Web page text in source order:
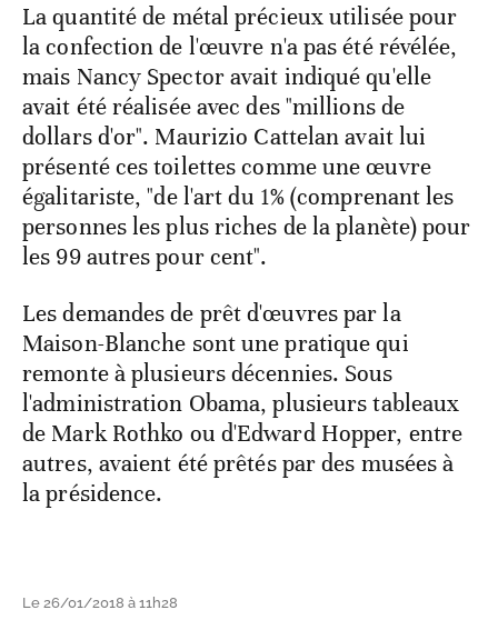
La quantité de métal précieux utilisée pour
la confection de l'œuvre n'a pas été révélée,
mais Nancy Spector avait indiqué qu'elle
avait été réalisée avec des "millions de
dollars d'or". Maurizio Cattelan avait lui
présenté ces toilettes comme une œuvre
égalitariste, "de l'art du 1% (comprenant les
personnes les plus riches de la planète) pour
les 99 autres pour cent".
Les demandes de prêt d'œuvres par la
Maison-Blanche sont une pratique qui
remonte à plusieurs décennies. Sous
l'administration Obama, plusieurs tableaux
de Mark Rothko ou d'Edward Hopper, entre
autres, avaient été prêtés par des musées à
la présidence.
Le 26/01/2018 à 11h28